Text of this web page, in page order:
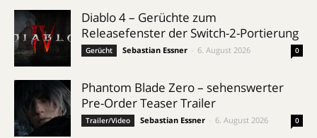
Diablo 4 – Gerüchte zum
Releasefenster der Switch-2-Portierung
Gerücht Sebastian Essner 6. August 2026 0
Phantom Blade Zero – sehenswerter
Pre-Order Teaser Trailer
Trailer/Video Sebastian Essner 6. August 2026 0